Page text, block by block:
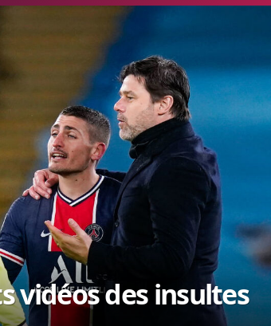
vidéos des insultes